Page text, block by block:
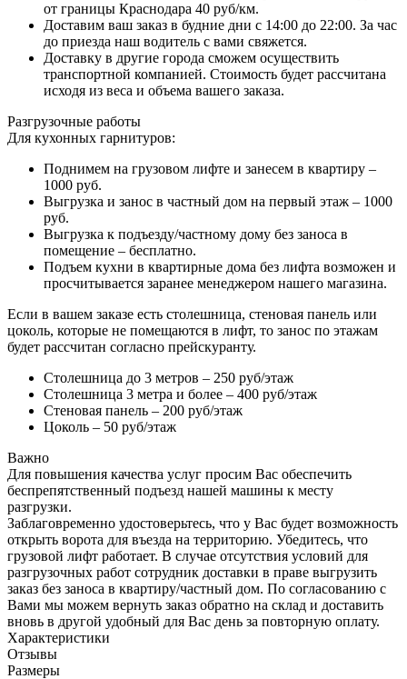
от границы Краснодара 40 руб/км.
Доставим ваш заказ в будние дни с 14:00 до 22:00. За час
до приезда наш водитель с вами свяжется.
Доставку в другие города сможем осуществить
транспортной компанией. Стоимость будет рассчитана
исходя из веса и объема вашего заказа.
Разгрузочные работы
Для кухонных гарнитуров:
Поднимем на грузовом лифте и занесем в квартиру –
1000 руб.
Выгрузка и занос в частный дом на первый этаж – 1000
руб.
Выгрузка к подъезду/частному дому без заноса в
помещение – бесплатно.
Подъем кухни в квартирные дома без лифта возможен и
просчитывается заранее менеджером нашего магазина.
Если в вашем заказе есть столешница, стеновая панель или
цоколь, которые не помещаются в лифт, то занос по этажам
будет рассчитан согласно прейскуранту.
Столешница до 3 метров – 250 руб/этаж
Столешница 3 метра и более – 400 руб/этаж
Стеновая панель – 200 руб/этаж
Цоколь – 50 руб/этаж
Важно
Для повышения качества услуг просим Вас обеспечить
беспрепятственный подъезд нашей машины к месту
разгрузки.
Заблаговременно удостоверьтесь, что у Вас будет возможность
открыть ворота для въезда на территорию. Убедитесь, что
грузовой лифт работает. В случае отсутствия условий для
разгрузочных работ сотрудник доставки в праве выгрузить
заказ без заноса в квартиру/частный дом. По согласованию с
Вами мы можем вернуть заказ обратно на склад и доставить
вновь в другой удобный для Вас день за повторную оплату.
Характеристики
Отзывы
Размеры